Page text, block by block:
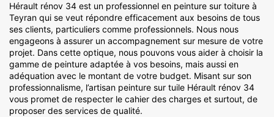
Hérault rénov 34 est un professionnel en peinture sur toiture à
Teyran qui se veut répondre efficacement aux besoins de tous
ses clients, particuliers comme professionnels. Nous nous
engageons à assurer un accompagnement sur mesure de votre
projet. Dans cette optique, nous pouvons vous aider à choisir la
gamme de peinture adaptée à vos besoins, mais aussi en
adéquation avec le montant de votre budget. Misant sur son
professionnalisme, l’artisan peinture sur tuile Hérault rénov 34
vous promet de respecter le cahier des charges et surtout, de
proposer des services de qualité.